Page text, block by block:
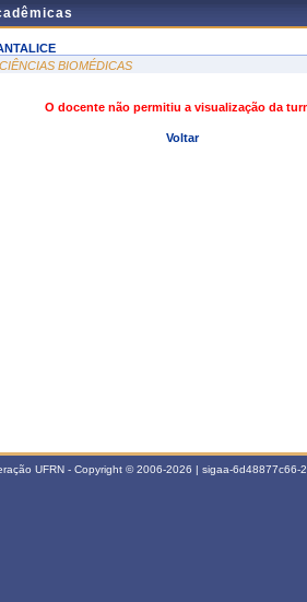
BIOMÉDICAS
O docente não permitiu a visualização da
Voltar
UFRN - Copyright © 2006-2026 | sigaa-6d48877c66-